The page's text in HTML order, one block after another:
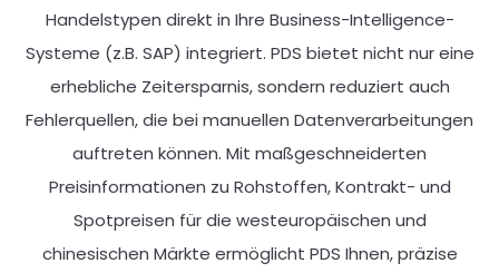
Handelstypen direkt in Ihre Business-Intelligence-
Systeme (z.B. SAP) integriert. PDS bietet nicht nur eine
erhebliche Zeitersparnis, sondern reduziert auch
Fehlerquellen, die bei manuellen Datenverarbeitungen
auftreten können. Mit maßgeschneiderten
Preisinformationen zu Rohstoffen, Kontrakt- und
Spotpreisen für die westeuropäischen und
chinesischen Märkte ermöglicht PDS Ihnen, präzise